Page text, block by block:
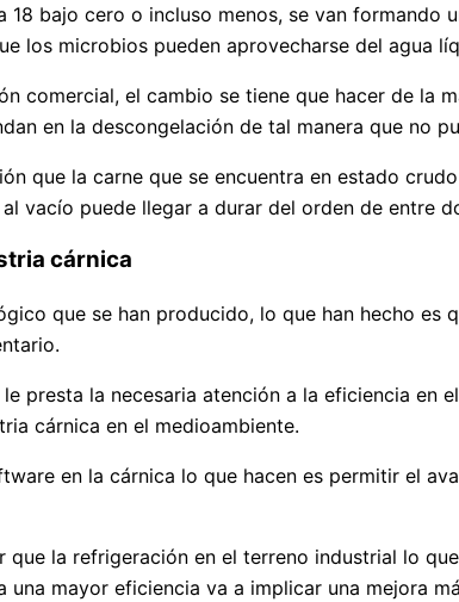
18 bajo cero o incluso menos, se van
los microbios pueden aprovecharse del agua
comercial, el cambio se tiene que hacer de la
en la descongelación de tal manera que no
que la carne que se encuentra en estado
vacío puede llegar a durar del orden de entre
cárnica
que se han producido, lo que han hecho
presta la necesaria atención a la eficiencia en
cárnica en el medioambiente.
en la cárnica lo que hacen es permitir el
que la refrigeración en el terreno industrial lo
una mayor eficiencia va a implicar una mejora